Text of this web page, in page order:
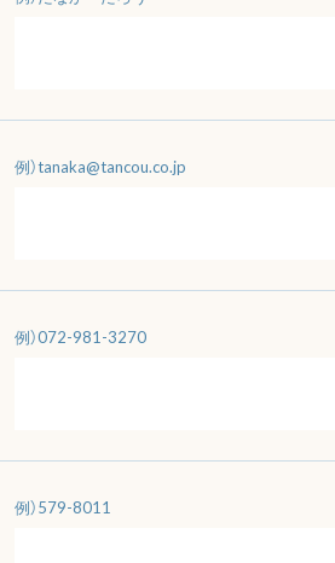
例）tanaka@tancou.co.jp
例）072-981-3270
例）579-8011